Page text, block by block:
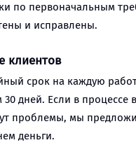
по первоначальным
и исправлены.
клиентов
срок на каждую
дней. Если в процессе
проблемы, мы
деньги.